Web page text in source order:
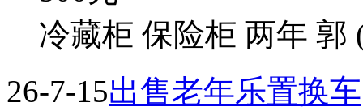
冷藏柜 保险柜 两年 郭
26-7-15出售老年乐置换车